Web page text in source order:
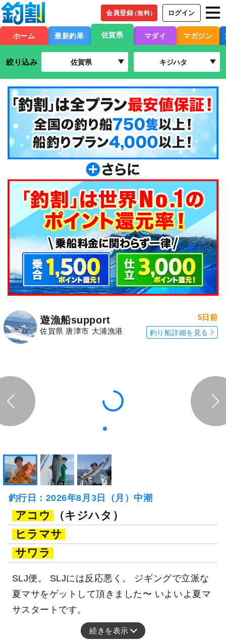
会員登録（無料） ログイン
ホーム 最新釣果 佐賀県 マダイ マガジン
絞り込み 佐賀県 キジハタ
遊漁船support
佐賀県 唐津市 大浦漁港
5日前
釣り船詳細を見る
釣行日：2026年8月3日（月）中潮
アコウ
（キジハタ）
ヒラマサ
サワラ
SLJ便。 SLJには反応悪く。 ジギングで立派な
夏マサをゲットして頂きました〜 いよいよ夏マ
サスタートです。
続きを表示